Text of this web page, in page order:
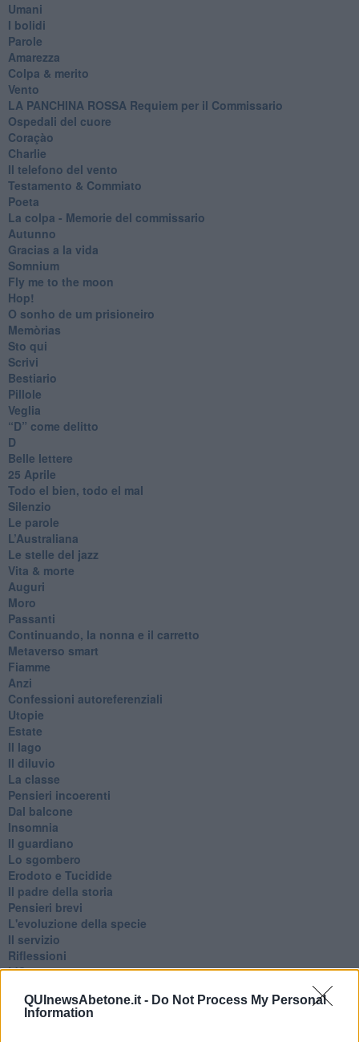
QUInewsAbetone.it - Do Not Process My Personal
Information
Umani
I bolidi
Parole
Amarezza
Colpa & merito
Vento
​LA PANCHINA ROSSA Requiem per il Commissario
Ospedali del cuore
Coraçào
Charlie
Il telefono del vento
Testamento & Commiato
Poeta
​La colpa - Memorie del commissario
Autunno
Gracias a la vida
Somnium
Fly me to the moon
Hop!
O sonho de um prisioneiro
Memòrias
Sto qui
Scrivi
Bestiario
Pillole
Veglia
​“D” come delitto
D
Belle lettere
25 Aprile
Todo el bien, todo el mal
Silenzio
Le parole
​L’Australiana
Le stelle del jazz
Vita & morte
Auguri
Moro
Passanti
Continuando, la nonna e il carretto
Metaverso smart
Fiamme
Anzi
Confessioni autoreferenziali
Utopie
Estate
Il lago
Il diluvio
La classe
Pensieri incoerenti
Dal balcone
Insomnia
Il guardiano
Lo sgombero
Erodoto e Tucidide
Il padre della storia
Pensieri brevi
L'evoluzione della specie
Il servizio
Riflessioni
L'Oscuro
Cristobal
Il paese dei balocchi